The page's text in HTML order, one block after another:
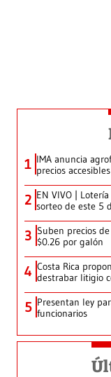
1 IMA anuncia
precios
2 EN VIVO |
sorteo de este 5
3 Suben precios
$0.26 por galón
4 Costa Rica
destrabar litigio
5 Presentan ley
funcionarios